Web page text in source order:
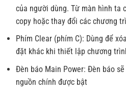
của người dùng. Từ màn hình ta
copy hoặc thay đổi các chương
Phím Clear (phím C): Dùng để
đặt khác khi thiết lập chương
Đèn báo Main Power: Đèn báo
nguồn chính được bật